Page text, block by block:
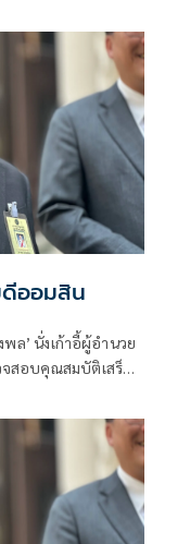
ดีออมสิน
พล’ นั่งเก้าอี้ผู้อำนวย
สอบคุณสมบัติเสร็จ